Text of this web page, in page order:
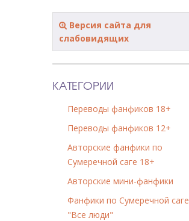
Версия сайта для
слабовидящих
КАТЕГОРИИ
Переводы фанфиков 18+
Переводы фанфиков 12+
Авторские фанфики по
Сумеречной саге 18+
Авторские мини-фанфики
Фанфики по Сумеречной саге
"Все люди"